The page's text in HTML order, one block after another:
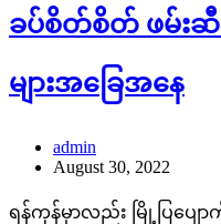
ခပ်စိတ်စိတ် ဖမ်းဆီး
များအခြေအနေ
admin
August 30, 2022
ရန်ကုန်မှာလည်း မြို့ပြပျော